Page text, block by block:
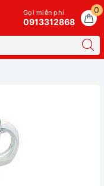
0
Gọi miễn phí
0913312868